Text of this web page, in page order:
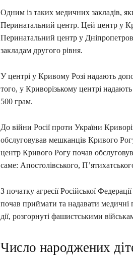
Одним із таких медичних закладів,
Перинатальний центр. Цей центр у
Перинатальний центр у
закладам другого рівня.
У центрі у Кривому Розі надають
того, у Криворізькому центрі
500 грам.
До війни Росії проти України
обслуговував мешканців Кривого
центр Кривого Рогу почав
саме: Апостолівського,
З початку агресії Російської
почав приймати та надавати медичні
дії, розгорнуті фашистськими
Число народжених